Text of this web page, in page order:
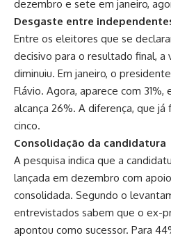
dezembro e sete em janeiro,
Desgaste entre
Entre os eleitores que se
decisivo para o resultado final,
diminuiu. Em janeiro, o
Flávio. Agora, aparece com
alcança 26%. A diferença, que já
cinco.
Consolidação da candidatura
A pesquisa indica que a
lançada em dezembro com
consolidada. Segundo o
entrevistados sabem que o ex-
apontou como sucessor. Para